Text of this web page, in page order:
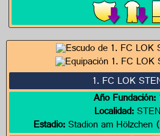
1. FC LOK
Año Fundación:
Localidad:
Estadio:Stadion am